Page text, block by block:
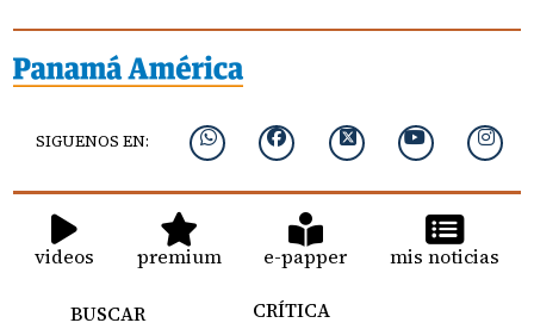
SIGUENOS EN:
videos premium e-papper mis noticias
BUSCAR
CRÍTICA